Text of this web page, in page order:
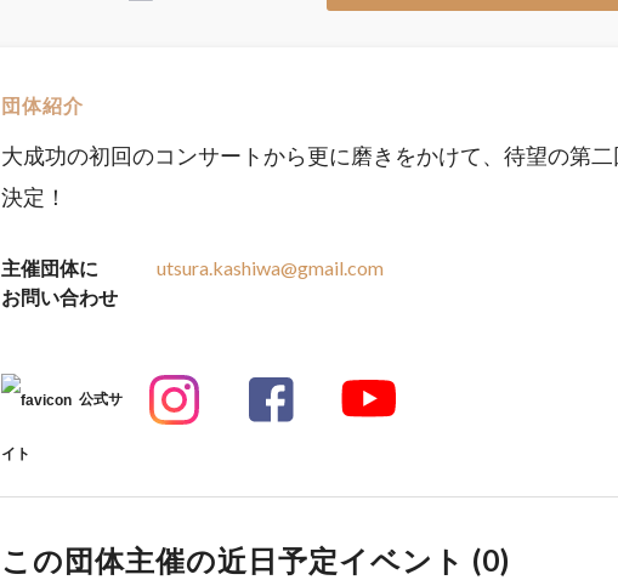
団体紹介
大成功の初回のコンサートから更に磨きをかけて、待望の第
決定！
主催団体に
お問い合わせ
utsura.kashiwa@gmail.com
公式サ
イト
この団体主催の近日予定イベント (0)